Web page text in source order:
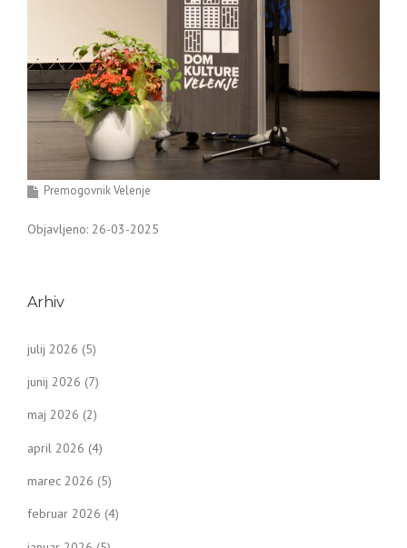
Premogovnik Velenje
Objavljeno: 26-03-2025
Arhiv
julij 2026 (5)
junij 2026 (7)
maj 2026 (2)
april 2026 (4)
marec 2026 (5)
februar 2026 (4)